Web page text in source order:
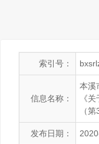
索引号：
信息名称：
本溪
《
（
发布日期：